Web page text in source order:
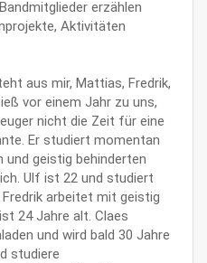
erzählen
Aktivitäten
aus mir, Mattias, Fredrik,
vor einem Jahr zu uns,
nicht die Zeit für eine
Er studiert momentan
und geistig behinderten
Ulf ist 22 und studiert
arbeitet mit geistig
24 Jahre alt. Claes
und wird bald 30 Jahre
studiere